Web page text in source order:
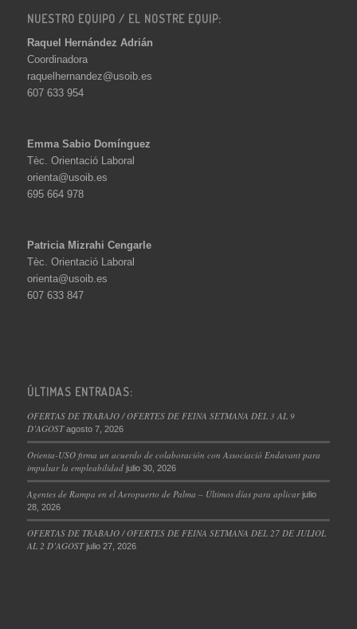
NUESTRO EQUIPO / EL NOSTRE EQUIP:
Raquel Hernández Adrián
Coordinadora
raquelhernandez@usoib.es
607 633 954
Emma Sabio Domínguez
Tèc. Orientació Laboral
orienta@usoib.es
695 664 978
Patricia Mizrahi Cengarle
Tèc. Orientació Laboral
orienta@usoib.es
607 633 847
ÚLTIMAS ENTRADAS:
OFERTAS DE TRABAJO / OFERTES DE FEINA SETMANA DEL 3 AL 9
D’AGOST agosto 7, 2026
Orienta-USO firma un acuerdo de colaboración con Associació Endavant para
impulsar la empleabilidad julio 30, 2026
Agentes de Rampa en el Aeropuerto de Palma – Últimos días para aplicar julio
28, 2026
OFERTAS DE TRABAJO / OFERTES DE FEINA SETMANA DEL 27 DE JULIOL
AL 2 D’AGOST julio 27, 2026